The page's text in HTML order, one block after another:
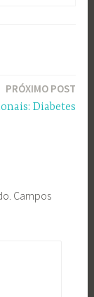
PRÓXIMO POST
Diabetes
Campos